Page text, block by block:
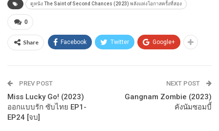
ดูหนัง The Saint of Second Chances (2023) พลังแห่งโอกาสครั้งที่สอง
0
Share Facebook Twitter Google+
PREV POST
Miss Lucky Go! (2023)
ออกแบบรัก ซับไทย EP1-
EP24 [จบ]
NEXT POST
Gangnam Zombie (2023)
คังนัมซอมบี้